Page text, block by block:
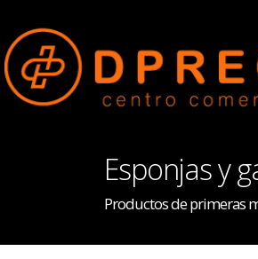
Esponjas y
Productos de primeras